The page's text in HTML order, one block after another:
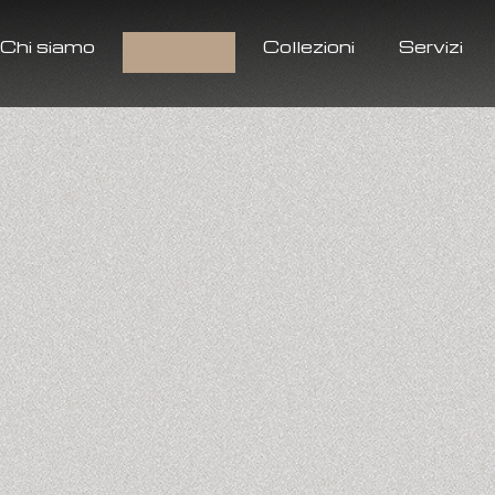
Chi siamo Collezioni Servizi